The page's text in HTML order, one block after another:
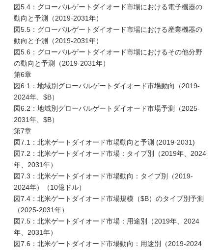
図5.4：グローバルゲートダイオード市場における電子機器の
動向と予測（2019-2031年）
図5.5：グローバルゲートダイオード市場における産業機器の
動向と予測（2019-2031年）
図5.6：グローバルゲートダイオード市場におけるその他分野
の動向と予測（2019-2031年）
第6章
図6.1：地域別グローバルゲートダイオード市場動向（2019-
2024年、$B）
図6.2：地域別グローバルゲートダイオード市場予測（2025-
2031年、$B）
第7章
図7.1：北米ゲートダイオード市場動向と予測 (2019-2031)
図7.2：北米ゲートダイオード市場：タイプ別（2019年、2024
年、2031年）
図7.3：北米ゲートダイオード市場動向：タイプ別（2019-
2024年）（10億ドル）
図7.4：北米ゲートダイオード市場規模（$B）のタイプ別予測
（2025-2031年）
図7.5：北米ゲートダイオード市場：用途別（2019年、2024
年、2031年）
図7.6：北米ゲートダイオード市場動向：用途別（2019-2024